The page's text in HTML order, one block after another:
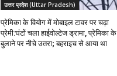
उत्तर प्रदेश (Uttar Pradesh)
प्रेमिका के वियोग में मोबाइल टावर पर चढ़ा
प्रेमी:घंटों चला हाईवोल्टेज ड्रामा, प्रेमिका के
बुलाने पर नीचे उतरा; बहराइच से आया था